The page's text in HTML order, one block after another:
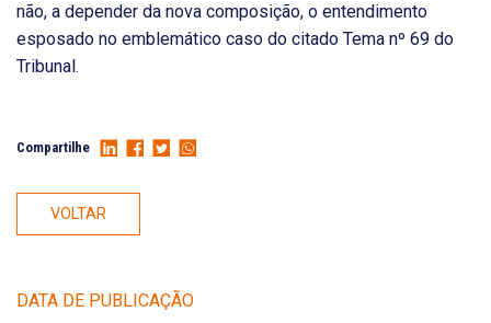
não, a depender da nova composição, o entendimento
esposado no emblemático caso do citado Tema nº 69 do
Tribunal.
Compartilhe
VOLTAR
DATA DE PUBLICAÇÃO